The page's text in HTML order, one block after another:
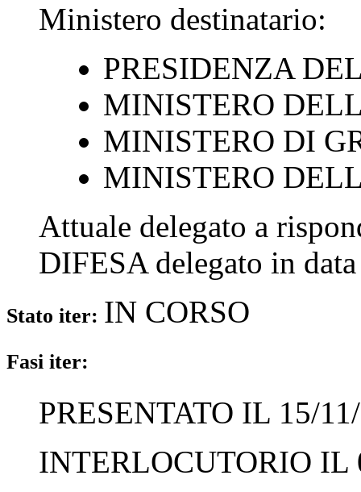
Ministero destinatario:
PRESIDENZA
MINISTERO
MINISTERO DI
MINISTERO
Attuale delegato a
DIFESAdelegato in
Stato iter: IN CORSO
Fasi iter:
PRESENTATO IL 15/
INTERLOCUTORIO IL